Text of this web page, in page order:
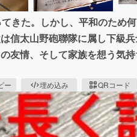
きた。しかし、平和のため
信太山野砲聯隊に属し下級
友情、そして家族を想う気
ー 埋め込み QRコード